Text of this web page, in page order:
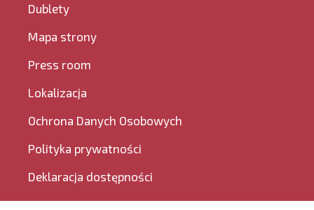
Dublety
Mapa strony
Press room
Lokalizacja
Ochrona Danych Osobowych
Polityka prywatności
Deklaracja dostępności